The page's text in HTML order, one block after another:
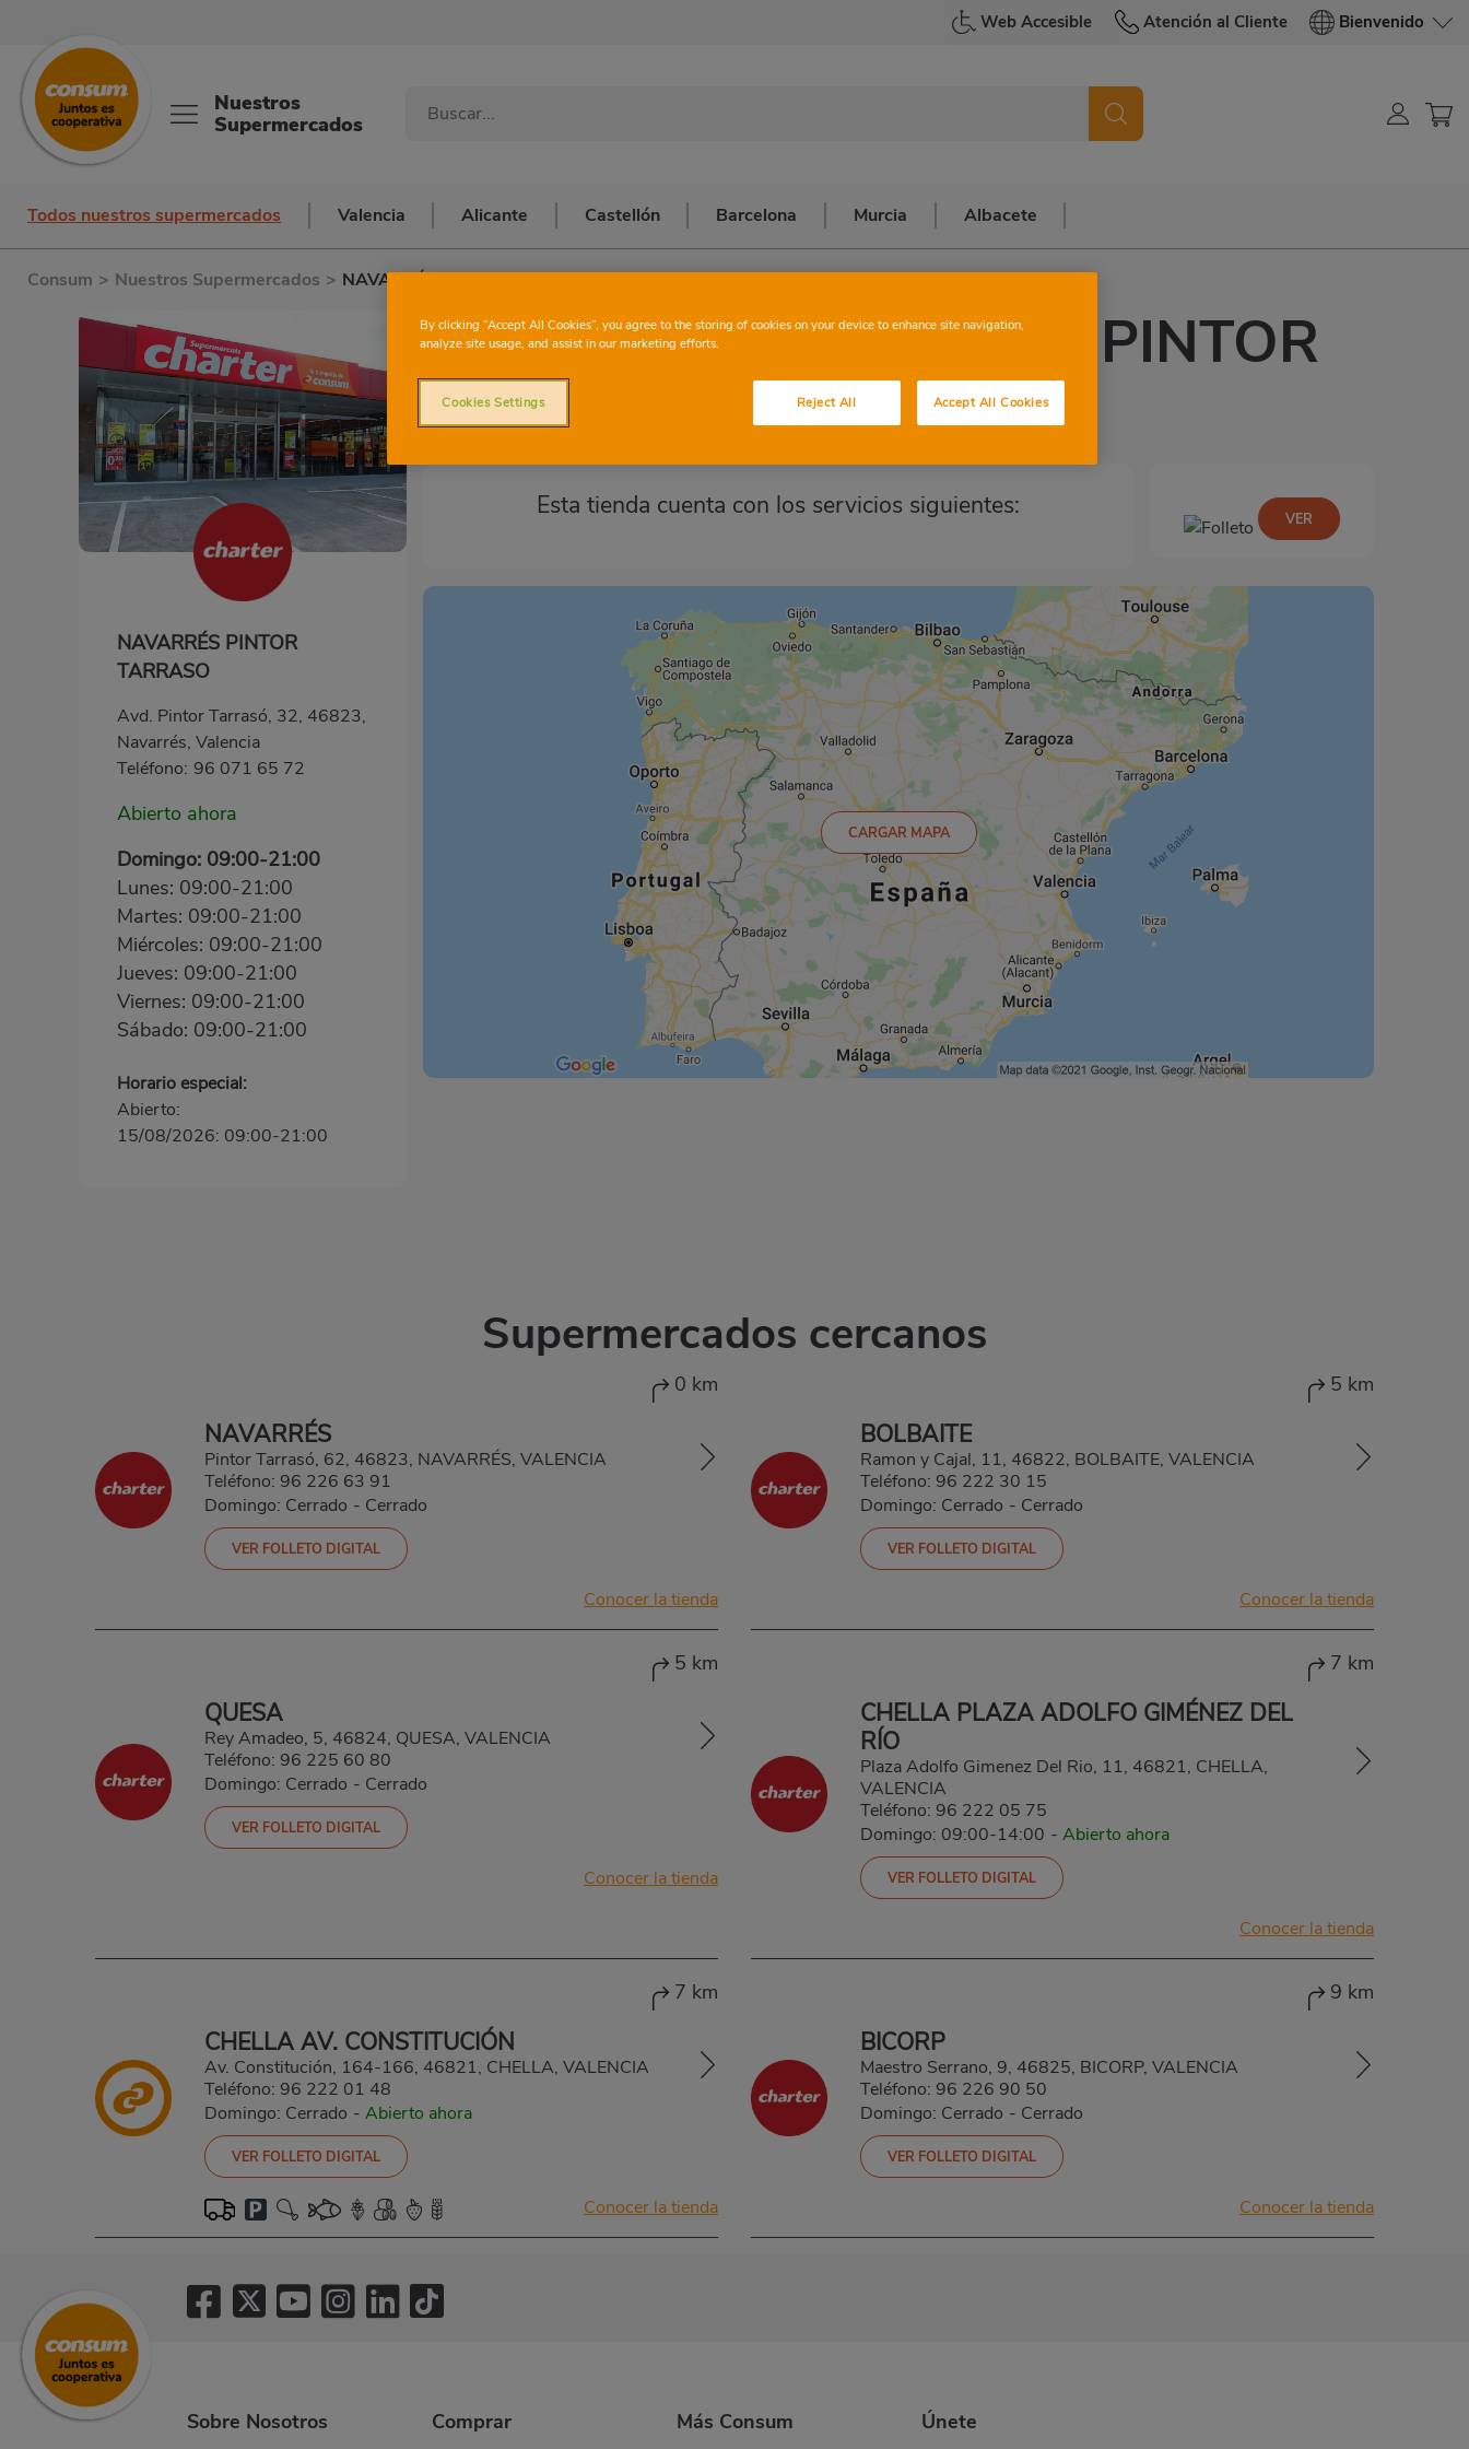
Web Accesible Atención al Cliente Bienvenido
Nuestros
Supermercados
Todos nuestros supermercados Valencia Alicante Castellón Barcelona Murcia Albacete
Consum > Nuestros Supermercados > NAVARRÉS PINTOR TARRASO
NAVARRÉS PINTOR
TARRASO
Avd. Pintor Tarrasó, 32, 46823,
Navarrés, Valencia
Teléfono: 96 071 65 72
Abierto ahora
Domingo: 09:00-21:00
Lunes: 09:00-21:00
Martes: 09:00-21:00
Miércoles: 09:00-21:00
Jueves: 09:00-21:00
Viernes: 09:00-21:00
Sábado: 09:00-21:00
Horario especial:
Abierto:
15/08/2026: 09:00-21:00
CHARTERNAVARRÉS PINTOR
TARRASO
Esta tienda cuenta con los servicios siguientes: VER
CARGAR MAPA
Supermercados cercanos
0 km
NAVARRÉS
Pintor Tarrasó, 62, 46823, NAVARRÉS, VALENCIA
Teléfono: 96 226 63 91
Domingo: Cerrado - Cerrado
VER FOLLETO DIGITAL
Conocer la tienda
5 km
BOLBAITE
Ramon y Cajal, 11, 46822, BOLBAITE, VALENCIA
Teléfono: 96 222 30 15
Domingo: Cerrado - Cerrado
VER FOLLETO DIGITAL
Conocer la tienda
5 km
QUESA
Rey Amadeo, 5, 46824, QUESA, VALENCIA
Teléfono: 96 225 60 80
Domingo: Cerrado - Cerrado
VER FOLLETO DIGITAL
Conocer la tienda
7 km
CHELLA PLAZA ADOLFO GIMÉNEZ DEL
RÍO
Plaza Adolfo Gimenez Del Rio, 11, 46821, CHELLA,
VALENCIA
Teléfono: 96 222 05 75
Domingo: 09:00-14:00 - Abierto ahora
VER FOLLETO DIGITAL
Conocer la tienda
7 km
CHELLA AV. CONSTITUCIÓN
Av. Constitución, 164-166, 46821, CHELLA, VALENCIA
Teléfono: 96 222 01 48
Domingo: Cerrado - Abierto ahora
VER FOLLETO DIGITAL
Conocer la tienda
9 km
BICORP
Maestro Serrano, 9, 46825, BICORP, VALENCIA
Teléfono: 96 226 90 50
Domingo: Cerrado - Cerrado
VER FOLLETO DIGITAL
Conocer la tienda
Sobre Nosotros Comprar Más Consum Únete
By clicking “Accept All Cookies”, you agree to the storing of cookies on your device to enhance site navigation,
analyze site usage, and assist in our marketing efforts.
Reject All Accept All Cookies
Cookies Settings